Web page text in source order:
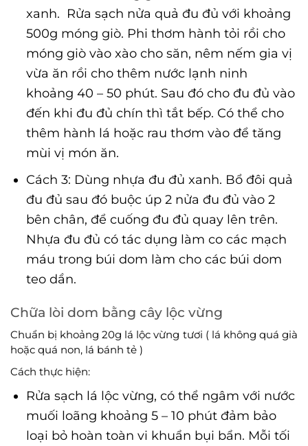
xanh. Rửa sạch nửa quả đu đủ với khoảng
500g móng giò. Phi thơm hành tỏi rồi cho
móng giò vào xào cho săn, nêm nếm gia vị
vừa ăn rồi cho thêm nước lạnh ninh
khoảng 40 – 50 phút. Sau đó cho đu đủ vào
đến khi đu đủ chín thì tắt bếp. Có thể cho
thêm hành lá hoặc rau thơm vào để tăng
mùi vị món ăn.
Cách 3: Dùng nhựa đu đủ xanh. Bổ đôi quả
đu đủ sau đó buộc úp 2 nửa đu đủ vào 2
bên chân, để cuống đu đủ quay lên trên.
Nhựa đu đủ có tác dụng làm co các mạch
máu trong búi dom làm cho các búi dom
teo dần.
Chữa lòi dom bằng cây lộc vừng
Chuẩn bị khoảng 20g lá lộc vừng tươi ( lá không quá già
hoặc quá non, lá bánh tẻ )
Cách thực hiện:
Rửa sạch lá lộc vừng, có thể ngâm với nước
muối loãng khoảng 5 – 10 phút đảm bảo
loại bỏ hoàn toàn vi khuẩn bụi bẩn. Mỗi tối